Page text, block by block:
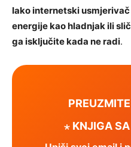
Iako internetski
energije kao hladnjak ili
ga isključite kada ne radi.
⋆ KNJIGA